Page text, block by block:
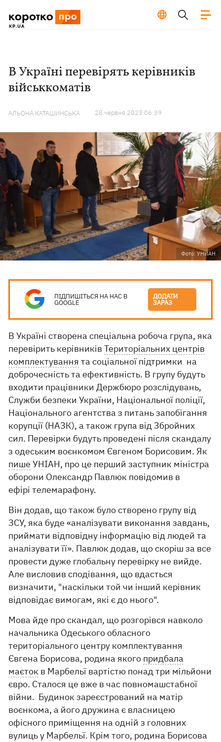
В Україні перевірять керівників
військкоматів
АЛЬОНА КАТАШИНСЬКА 28 червня 2023 06:39
Фото: УНИАН
ПІДПИШІТЬСЯ НА НАС В
GOOGLE
ДОДАТИ
ЗАРАЗ
В Україні створена спеціальна робоча група, яка
перевірить керівниківТериторіальних центрів
комплектування та соціальної підтримки на
доброчесність та ефективність. В групу будуть
входити працівники Держбюро розслідувань,
Служби безпеки України, Національної поліції,
Національного агентства з питань запобігання
корупції (НАЗК), а також група від Збройних
сил. Перевірки будуть проведені після скандалу
з одеським воєнкомом Євгеном Борисовим. Як
пише УНІАН, про це перший заступник міністра
оборони Олександр Павлюк повідомив в
ефірі телемарафону.
Він додав, що також було створено групу від
ЗСУ, яка буде «аналізувати виконання завдань,
приймати відповідну інформацію від людей та
аналізувати її». Павлюк додав, що скоріш за все
провести дуже глобальну перевірку не вийде.
Але висловив сподівання, що вдасться
визначити, "наскільки той чи інший керівник
відповідає вимогам, які є до нього".
Мова йде про скандал, що розгорівся навколо
начальника Одеського обласного
територіального центру комплектування
Євгена Борисова, родина якого придбала
маєток в Марбельї вартістю понад три мільйони
євро. Сталося це вже в час повномашстабної
війни. Будинок зареєстрований на матір
воєнкома, а його дружина є власницею
офісного приміщення на одній з головних
вулиць у Марбельї. Крім того, родина Борисова